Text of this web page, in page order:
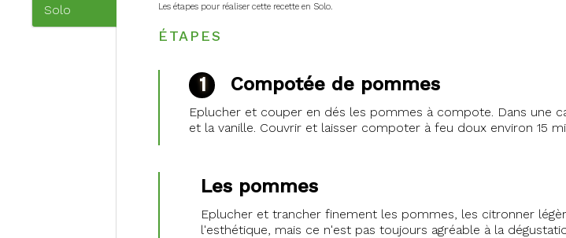
Solo
(onglet
Les étapes pour réaliser cette recette en Solo.
ÉTAPES
Compotée de pommes
Eplucher et couper en dés les pommes à compote. Dans une
et la vanille. Couvrir et laisser compoter à feu doux environ 15
Les pommes
Eplucher et trancher finement les pommes, les citronner
l'esthétique, mais ce n'est pas toujours agréable à la